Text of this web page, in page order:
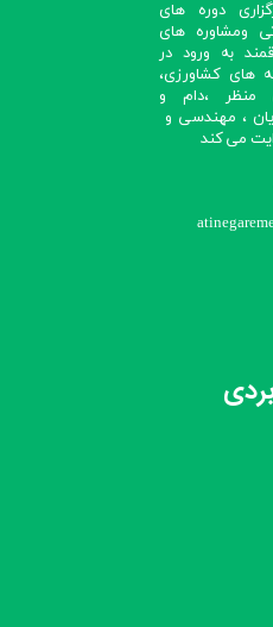
دوره های
ومشاوره های
به ورود در
های کشاورزی،
منظر ،دام و
، مهندسی و
می کند​​​​​​​